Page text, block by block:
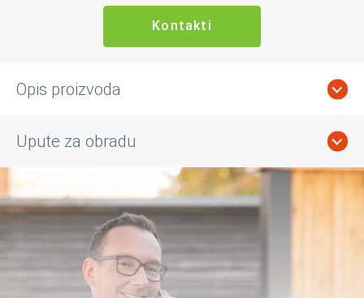
Kontakti
Opis proizvoda
Upute za obradu